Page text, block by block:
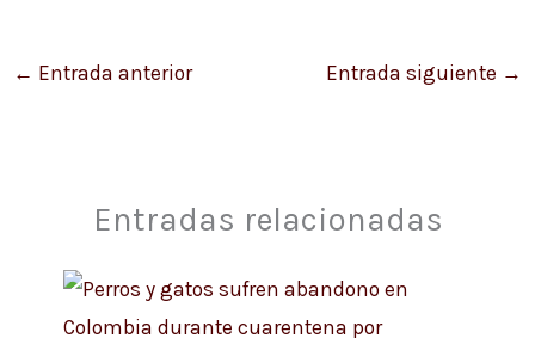
← Entrada anterior Entrada siguiente →
Entradas relacionadas